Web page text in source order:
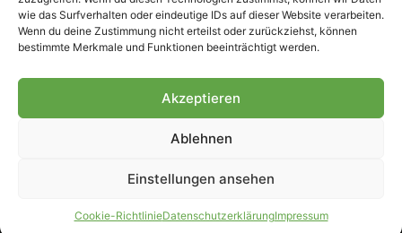
wie das Surfverhalten oder eindeutige IDs auf dieser Website verarbeiten.
Wenn du deine Zustimmung nicht erteilst oder zurückziehst, können
bestimmte Merkmale und Funktionen beeinträchtigt werden.
Akzeptieren
Ablehnen
Einstellungen ansehen
Cookie-RichtlinieDatenschutzerklärungImpressum
– Alle rechte vorbehalten.
Fohlen-Hautnah.de ist ein
offiziell eingetragenes Magazin